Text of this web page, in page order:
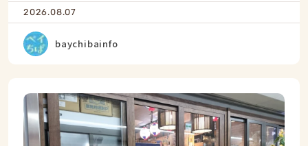
2026.08.07
baychibainfo